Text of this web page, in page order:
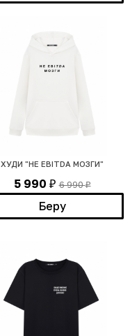
ХУДИ "НЕ EBITDA МОЗГИ"
5 990 ₽ 6 990₽
Беру